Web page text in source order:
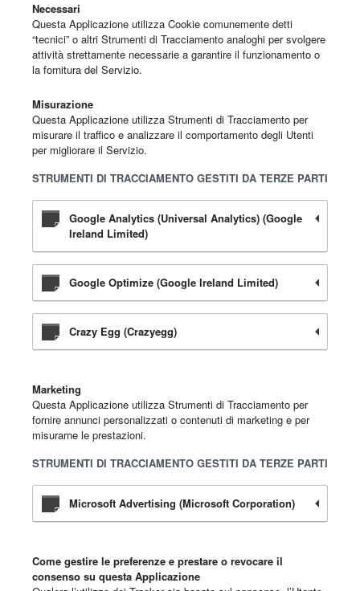
Necessari
Questa Applicazione utilizza Cookie comunemente detti
“tecnici” o altri Strumenti di Tracciamento analoghi per svolgere
attività strettamente necessarie a garantire il funzionamento o
la fornitura del Servizio.
Misurazione
Questa Applicazione utilizza Strumenti di Tracciamento per
misurare il traffico e analizzare il comportamento degli Utenti
per migliorare il Servizio.
STRUMENTI DI TRACCIAMENTO GESTITI DA TERZE PARTI
Google Analytics (Universal Analytics) (Google
Ireland Limited)
Google Optimize (Google Ireland Limited)
Crazy Egg (Crazyegg)
Marketing
Questa Applicazione utilizza Strumenti di Tracciamento per
fornire annunci personalizzati o contenuti di marketing e per
misurarne le prestazioni.
STRUMENTI DI TRACCIAMENTO GESTITI DA TERZE PARTI
Microsoft Advertising (Microsoft Corporation)
Come gestire le preferenze e prestare o revocare il
consenso su questa Applicazione